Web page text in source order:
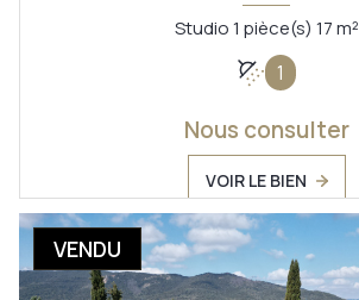
Studio 1 pièce(s) 17 m²
1
Nous consulter
VOIR LE BIEN
VENDU